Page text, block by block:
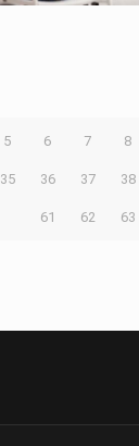
5 6 7 8
35 36 37 38
61 62 63